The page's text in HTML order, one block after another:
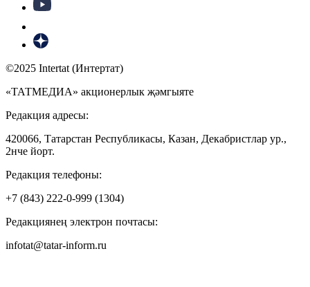
©2025 Intertat (Интертат)
«ТАТМЕДИА» акционерлык җәмгыяте
Редакция адресы:
420066, Татарстан Республикасы, Казан, Декабристлар ур.,
2нче йорт.
Редакция телефоны:
+7 (843) 222-0-999 (1304)
Редакциянең электрон почтасы:
infotat@tatar-inform.ru